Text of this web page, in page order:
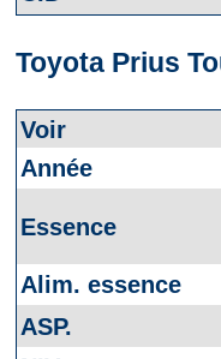
Toyota Prius